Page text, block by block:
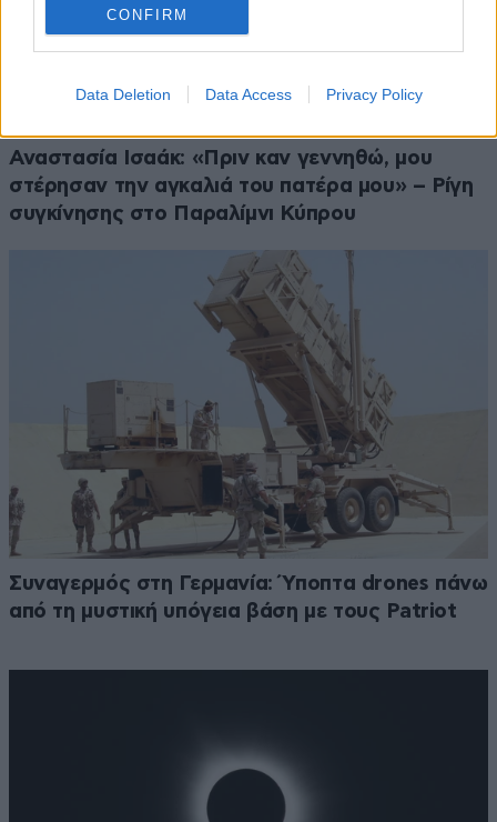
CONFIRM
Data Deletion Data Access Privacy Policy
Αναστασία Ισαάκ: «Πριν καν γεννηθώ, μου
στέρησαν την αγκαλιά του πατέρα μου» – Ρίγη
συγκίνησης στο Παραλίμνι Κύπρου
Συναγερμός στη Γερμανία: Ύποπτα drones πάνω
από τη μυστική υπόγεια βάση με τους Patriot